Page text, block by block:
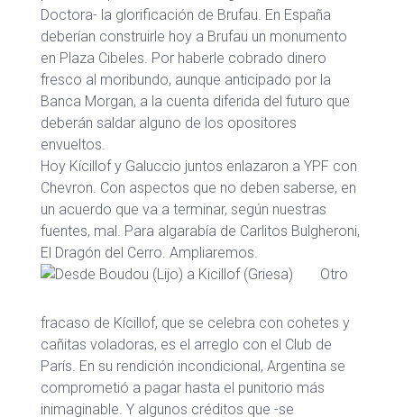
Doctora- la glorificación de Brufau. En España
deberían construirle hoy a Brufau un monumento
en Plaza Cibeles. Por haberle cobrado dinero
fresco al moribundo, aunque anticipado por la
Banca Morgan, a la cuenta diferida del futuro que
deberán saldar alguno de los opositores
envueltos.
Hoy Kícillof y Galuccio juntos enlazaron a YPF con
Chevron. Con aspectos que no deben saberse, en
un acuerdo que va a terminar, según nuestras
fuentes, mal. Para algarabía de Carlitos Bulgheroni,
El Dragón del Cerro. Ampliaremos.
Otro
fracaso de Kícillof, que se celebra con cohetes y
cañitas voladoras, es el arreglo con el Club de
París. En su rendición incondicional, Argentina se
comprometió a pagar hasta el punitorio más
inimaginable. Y algunos créditos que -se